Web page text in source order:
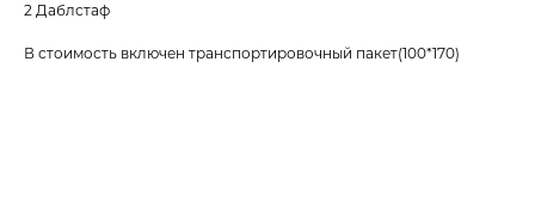
2 Даблстаф
В стоимость включен транспортировочный пакет(100*170)